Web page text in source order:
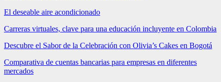
El deseable aire acondicionado
Carreras virtuales, clave para una educación incluyente en Colombia
Descubre el Sabor de la Celebración con Olivia’s Cakes en Bogotá
Comparativa de cuentas bancarias para empresas en diferentes
mercados